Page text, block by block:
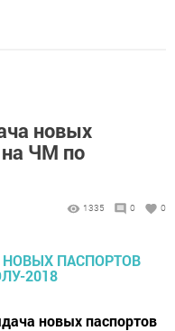
новых
ЧМ по
1335 0 0
новых паспортов